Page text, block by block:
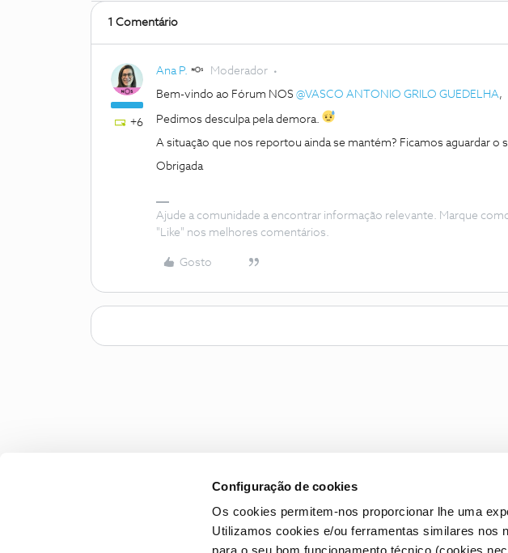
Configuração de cookies
Os cookies permitem-nos proporcionar lhe uma
Utilizamos cookies e/ou ferramentas similares nos
1 Comentário
+6
Ana P. Moderador
Bem-vindo ao Fórum NOS @VASCO ANTONIO GRILO GUEDELHA,
Pedimos desculpa pela demora.
A situação que nos reportou ainda se mantém? Ficamos aguardar o
Obrigada
Ajude a comunidade a encontrar informação relevante. Marque
"Like" nos melhores comentários.
Gosto